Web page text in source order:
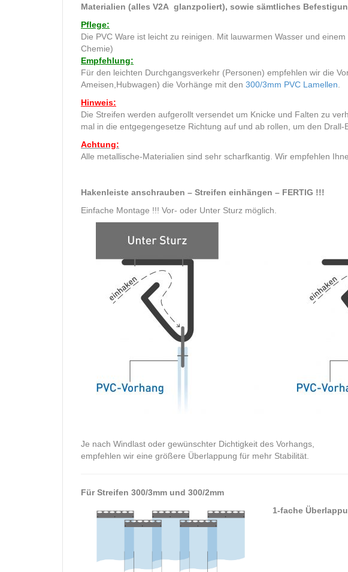
Materialien (alles V2A glanzpoliert), sowie sämtliches
Pflege:
Die PVC Ware ist leicht zu reinigen. Mit lauwarmen Wasser und
Chemie)
Empfehlung:
Für den leichten Durchgangsverkehr (Personen) empfehlen wir die
Ameisen,Hubwagen) die Vorhänge mit den 300/3mm PVC Lamellen
Hinweis:
Die Streifen werden aufgerollt versendet um Knicke und Falten zu
mal in die entgegengesetze Richtung auf und ab rollen, um den Drall-
Achtung:
Alle metallische-Materialien sind sehr scharfkantig. Wir empfehlen
Hakenleiste anschrauben – Streifen einhängen – FERTIG !!!
Einfache Montage !!! Vor- oder Unter Sturz möglich.
Je nach Windlast oder gewünschter Dichtigkeit des Vorhangs,
empfehlen wir eine größere Überlappung für mehr Stabilität.
Für Streifen 300/3mm und 300/2mm
1-fache